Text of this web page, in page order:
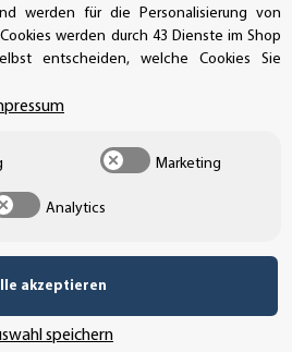
PROGRAMM
Verschlüsselung
werden für die Personalisierung von
werden durch 43 Dienste im Shop
entscheiden, welche Cookies Sie
Marketing
Analytics
akzeptieren
speichern